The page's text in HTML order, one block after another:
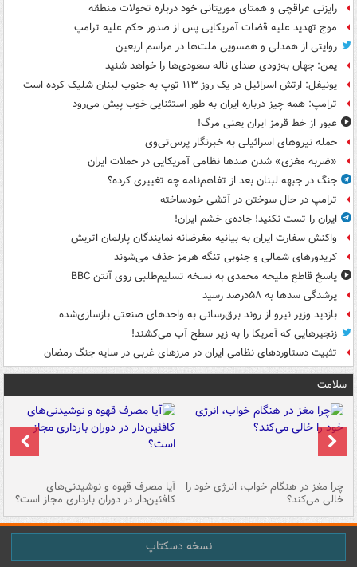
رایزنی عراقچی و همتای موریتانی خود درباره تحولات منطقه
موج تهدید علیه قضات آمریکایی پس از صدور حکم علیه ترامپ
روایتی از همدلی و همسویی ملت‌ها در مراسم اربعین
یمن: جهان به‌زودی صدای ناله سعودی‌ها را خواهد شنید
یونیفل: ارتش اسرائیل در یک روز ۱۱۳ توپ به جنوب لبنان شلیک کرده است
ترامپ: همه چیز درباره ایران به طور استثنایی خوب پیش می‌رود
عبور از خط قرمز ایران یعنی مرگ!
حمله نیروهای اسرائیلی به خبرنگار پرس‌تی‌وی
«ضربه مغزی» شدن صدها نظامی آمریکایی در حملات ایران
جنگ در جبهه لبنان بعد از تفاهم‌نامه چه تغییری کرده؟
ترامپ در حال سوختن در آتشی خودساخته
ایران را تست نکنید! جاده‌ی خشم ایران!
واکنش سفارت ایران به بیانیه مغرضانه نمایندگان پارلمان اتریش
کریدورهای شمالی و جنوبی تنگه هرمز حذف می‌شوند
پاسخ قاطع ملیحه محمدی به نسخه تسلیم‌طلبی روی آنتن BBC
پرشدگی سدها به ۵۸درصد رسید
بازدید وزیر نیرو از روند برق‌رسانی به واحدهای صنعتی بازسازی‌شده
زنجیرهایی که آمریکا را به زیر سطح آب می‌کشند!
تثبیت دستاوردهای نظامی ایران در مرزهای غربی در سایه جنگ رمضان
سلامت
چرا مغز در هنگام خواب، انرژی خود را
خالی می‌کند؟
آیا مصرف قهوه و نوشیدنی‌های
کافئین‌دار در دوران بارداری مجاز است؟
نسخه دسکتاپ